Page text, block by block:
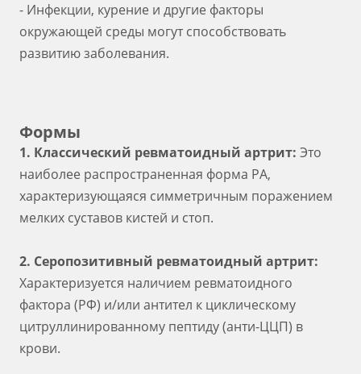
- Инфекции, курение и другие факторы
окружающей среды могут способствовать
развитию заболевания.
Формы
1. Классический ревматоидный артрит: Это
наиболее распространенная форма РА,
характеризующаяся симметричным поражением
мелких суставов кистей и стоп.
2. Серопозитивный ревматоидный артрит:
Характеризуется наличием ревматоидного
фактора (РФ) и/или антител к циклическому
цитруллинированному пептиду (анти-ЦЦП) в
крови.